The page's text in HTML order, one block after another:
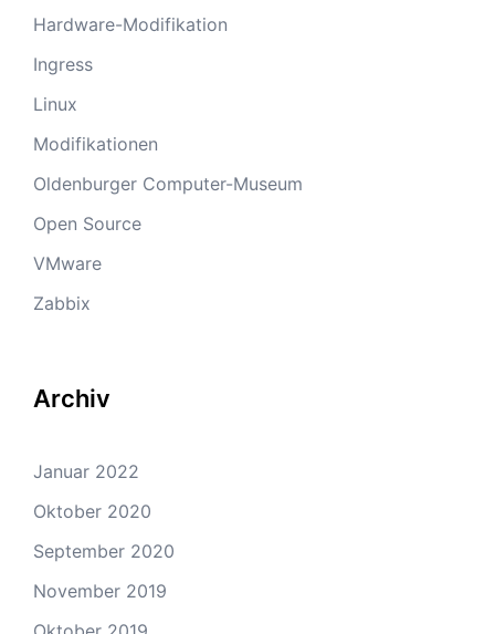
Hardware-Modifikation
Ingress
Linux
Modifikationen
Oldenburger Computer-Museum
Open Source
VMware
Zabbix
Archiv
Januar 2022
Oktober 2020
September 2020
November 2019